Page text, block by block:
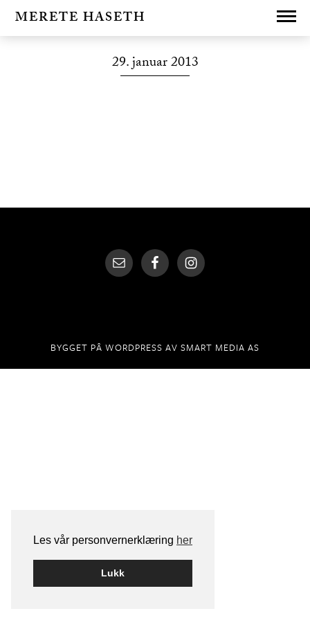
Les vår personvernerklæring her
Lukk
MERETE HASETH
29. januar 2013
BYGGET PÅ WORDPRESS AV SMART MEDIA AS